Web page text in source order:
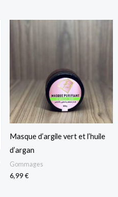
Masque d’argile vert et l’huile
d’argan
Gommages
6,99€